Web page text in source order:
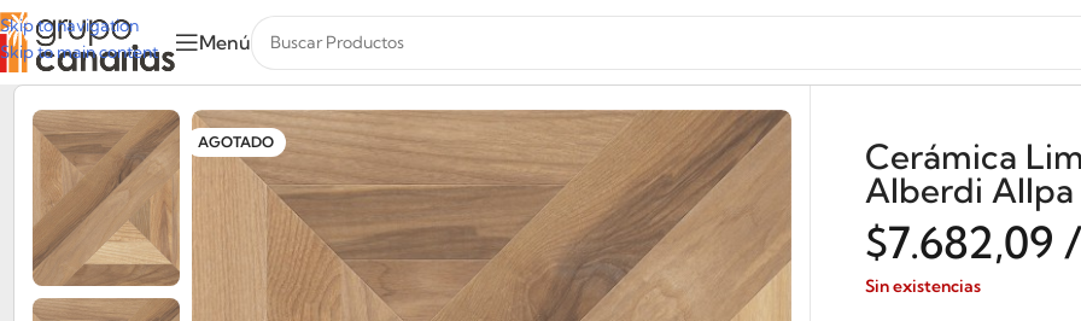
Skip to navigation
Skip to main content
Menú
AGOTADO
Cerámica
Alberdi Allpa
$7.682,09
Sin existencias